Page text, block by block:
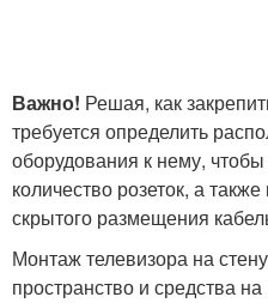
Важно! Решая, как
требуется определить
оборудования к нему,
количество розеток, а
скрытого размещения
Монтаж телевизора на
пространство и средства